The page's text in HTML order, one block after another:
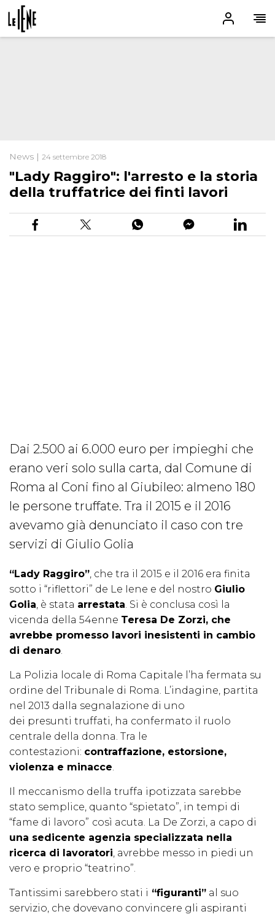
News | 24 settembre 2018
"Lady Raggiro": l'arresto e la storia
della truffatrice dei finti lavori
Dai 2.500 ai 6.000 euro per impieghi che
erano veri solo sulla carta, dal Comune di
Roma al Coni fino al Giubileo: almeno 180
le persone truffate. Tra il 2015 e il 2016
avevamo già denunciato il caso con tre
servizi di Giulio Golia
“Lady Raggiro”, che tra il 2015 e il 2016 era finita
sotto i “riflettori” de Le Iene e del nostro Giulio
Golia, è stata arrestata. Si è conclusa così la
vicenda della 54enne Teresa De Zorzi, che
avrebbe promesso lavori inesistenti in cambio
di denaro.
La Polizia locale di Roma Capitale l’ha fermata su
ordine del Tribunale di Roma. L’indagine, partita
nel 2013 dalla segnalazione di uno
dei presunti truffati, ha confermato il ruolo
centrale della donna. Tra le
contestazioni: contraffazione, estorsione,
violenza e minacce.
Il meccanismo della truffa ipotizzata sarebbe
stato semplice, quanto “spietato”, in tempi di
“fame di lavoro” così acuta. La De Zorzi, a capo di
una sedicente agenzia specializzata nella
ricerca di lavoratori, avrebbe messo in piedi un
vero e proprio “teatrino”.
Tantissimi sarebbero stati i “figuranti” al suo
servizio, che dovevano convincere gli aspiranti